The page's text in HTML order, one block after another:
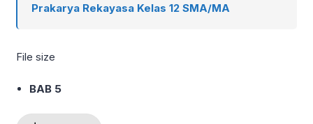
Prakarya Rekayasa Kelas 12 SMA/MA
File size
BAB 5